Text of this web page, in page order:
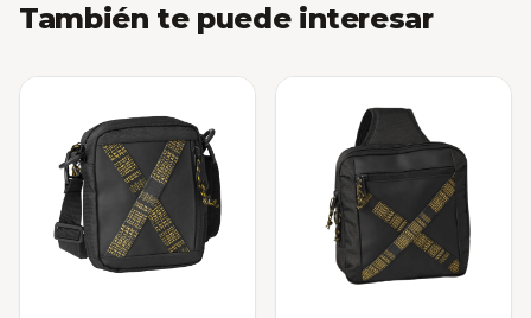
También te puede interesar